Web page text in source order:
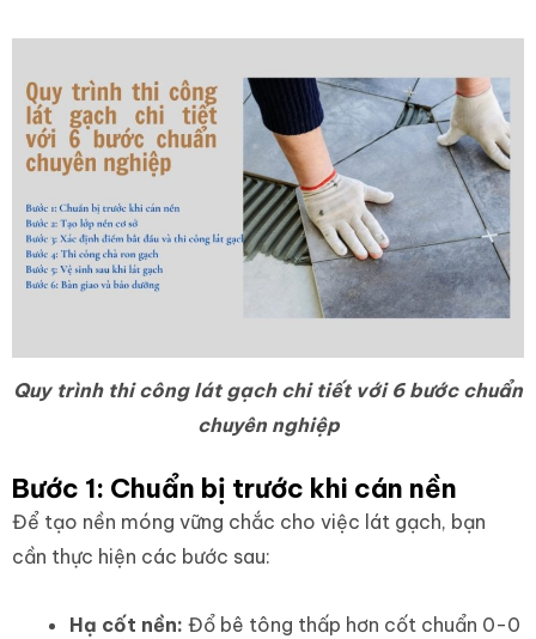
Quy trình thi công lát gạch chi tiết với 6 bước chuẩn
chuyên nghiệp
Bước 1: Chuẩn bị trước khi cán nền
Để tạo nền móng vững chắc cho việc lát gạch, bạn
cần thực hiện các bước sau:
Hạ cốt nền: Đổ bê tông thấp hơn cốt chuẩn 0-0